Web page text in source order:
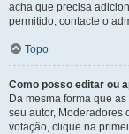
acha que precisa
permitido, contacte o
Topo
Como posso editar ou
Da mesma forma que
seu autor, Moderadores
votação, clique na